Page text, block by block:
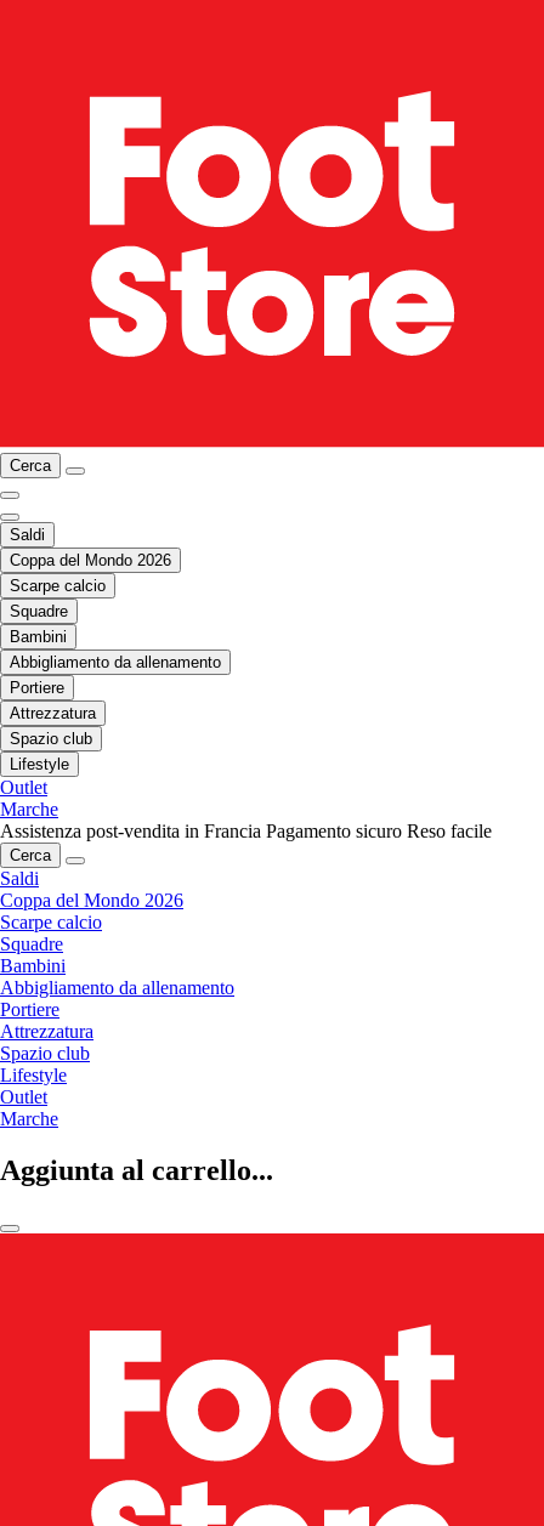
Cerca
Saldi
Coppa del Mondo 2026
Scarpe calcio
Squadre
Bambini
Abbigliamento da allenamento
Portiere
Attrezzatura
Spazio club
Lifestyle
Outlet
Marche
Assistenza post-vendita in Francia Pagamento sicuro Reso facile
Cerca
Saldi
Coppa del Mondo 2026
Scarpe calcio
Squadre
Bambini
Abbigliamento da allenamento
Portiere
Attrezzatura
Spazio club
Lifestyle
Outlet
Marche
Aggiunta al carrello...